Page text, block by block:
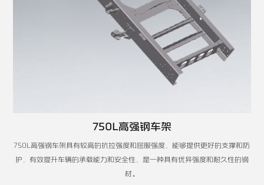
750L高强钢车架
750L高强钢车架具有较高的抗拉强度和屈服强度，能够提供更好的支撑和防
护，有效提升车辆的承载能力和安全性，是一种具有优异强度和耐久性的钢
材。